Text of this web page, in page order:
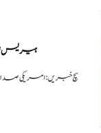
ہیریس
سچ خبریں: امریکی صدارتی انتخابات